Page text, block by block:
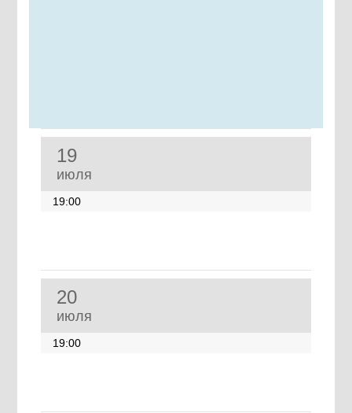
19
июля
19:00
20
июля
19:00